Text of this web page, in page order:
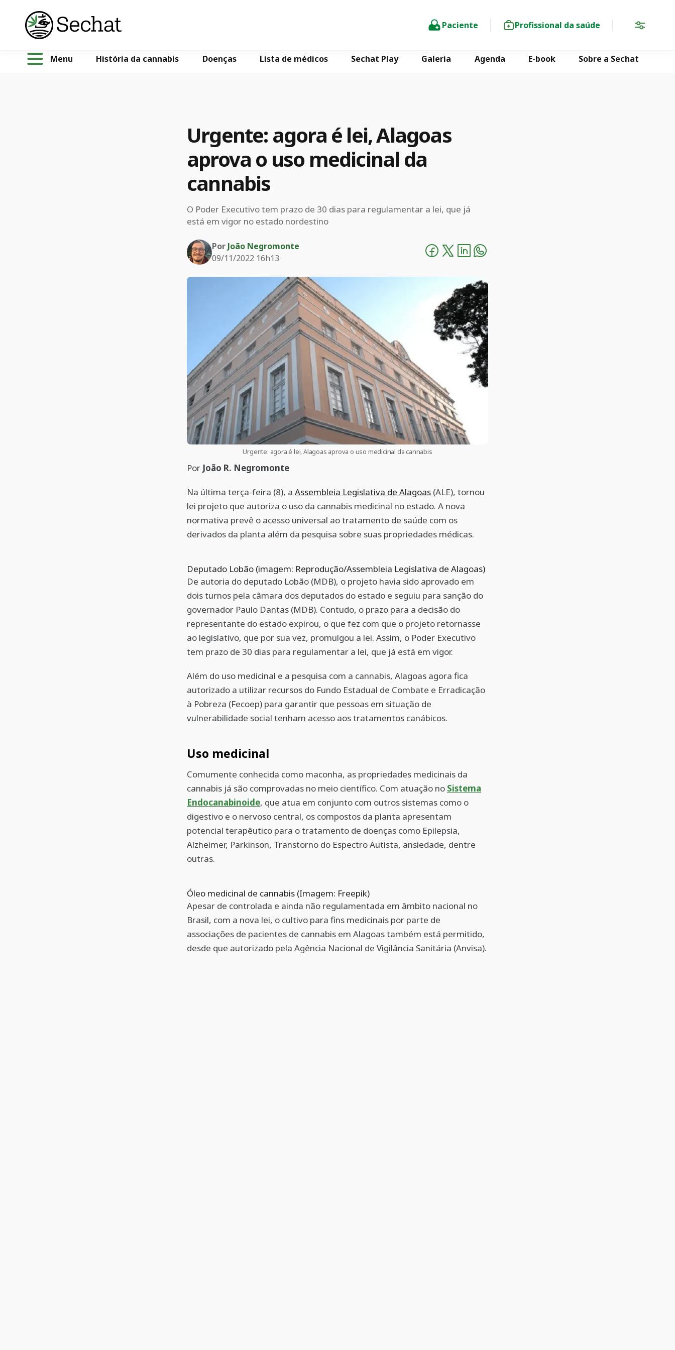
Paciente Profissional da saúde
Menu História da cannabis Doenças Lista de médicos Sechat Play Galeria Agenda E-book Sobre a Sechat
Urgente: agora é lei, Alagoas
aprova o uso medicinal da
cannabis
O Poder Executivo tem prazo de 30 dias para regulamentar a lei, que já
está em vigor no estado nordestino
Por João Negromonte
09/11/2022 16h13
Urgente: agora é lei, Alagoas aprova o uso medicinal da cannabis
Por João R. Negromonte
Na última terça-feira (8), a Assembleia Legislativa de Alagoas (ALE), tornou
lei projeto que autoriza o uso da cannabis medicinal no estado. A nova
normativa prevê o acesso universal ao tratamento de saúde com os
derivados da planta além da pesquisa sobre suas propriedades médicas.
Deputado Lobão (imagem: Reprodução/Assembleia Legislativa de Alagoas)
De autoria do deputado Lobão (MDB), o projeto havia sido aprovado em
dois turnos pela câmara dos deputados do estado e seguiu para sanção do
governador Paulo Dantas (MDB). Contudo, o prazo para a decisão do
representante do estado expirou, o que fez com que o projeto retornasse
ao legislativo, que por sua vez, promulgou a lei. Assim, o Poder Executivo
tem prazo de 30 dias para regulamentar a lei, que já está em vigor.
Além do uso medicinal e a pesquisa com a cannabis, Alagoas agora fica
autorizado a utilizar recursos do Fundo Estadual de Combate e Erradicação
à Pobreza (Fecoep) para garantir que pessoas em situação de
vulnerabilidade social tenham acesso aos tratamentos canábicos.
Uso medicinal
Comumente conhecida como maconha, as propriedades medicinais da
cannabis já são comprovadas no meio científico. Com atuação no Sistema
Endocanabinoide, que atua em conjunto com outros sistemas como o
digestivo e o nervoso central, os compostos da planta apresentam
potencial terapêutico para o tratamento de doenças como Epilepsia,
Alzheimer, Parkinson, Transtorno do Espectro Autista, ansiedade, dentre
outras.
Óleo medicinal de cannabis (Imagem: Freepik)
Apesar de controlada e ainda não regulamentada em âmbito nacional no
Brasil, com a nova lei, o cultivo para fins medicinais por parte de
associações de pacientes de cannabis em Alagoas também está permitido,
desde que autorizado pela Agência Nacional de Vigilância Sanitária (Anvisa).